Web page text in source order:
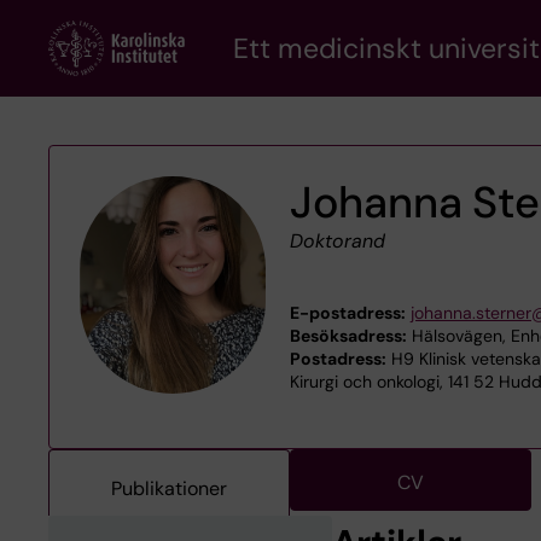
content
Ett medicinskt
Johanna
Doktorand
E-postadress:
Besöksadress: Hälsovägen,
Postadress: H9 Klinisk
Kirurgi och onkologi, 141 52
Publikationer CV